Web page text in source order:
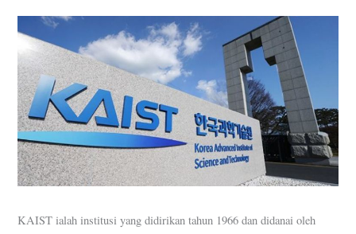
KAIST ialah institusi yang didirikan tahun 1966 dan didanai oleh